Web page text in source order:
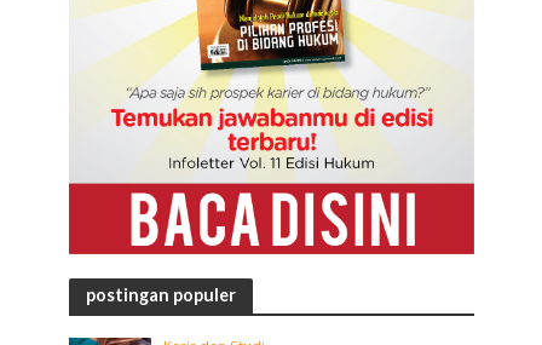
postingan populer